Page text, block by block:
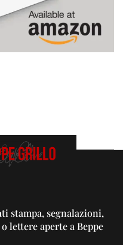
stampa, segnalazioni,
lettere aperte a Beppe